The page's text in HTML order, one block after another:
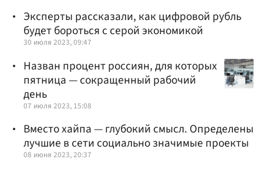
Эксперты рассказали, как цифровой рубль
будет бороться с серой экономикой
30 июля 2023, 09:47
Назван процент россиян, для которых
пятница — сокращенный рабочий
день
07 июля 2023, 15:08
Вместо хайпа — глубокий смысл. Определены
лучшие в сети социально значимые проекты
08 июня 2023, 20:37